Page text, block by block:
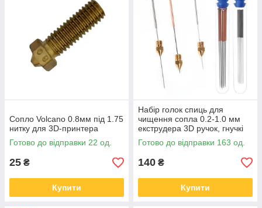
Сопло Volcano 0.8мм під 1.75
нитку для 3D-принтера
Готово до відправки 22 од.
25 ₴
Купити
Набір голок спиць для
чищення сопла 0.2-1.0 мм
екструдера 3D ручок, гнучкі
Готово до відправки 163 од.
140 ₴
Купити